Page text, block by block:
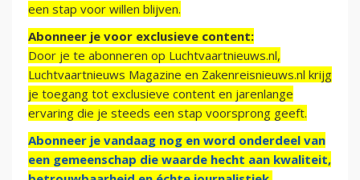
een stap voor willen blijven.
Abonneer je voor exclusieve content:
Door je te abonneren op Luchtvaartnieuws.nl,
Luchtvaartnieuws Magazine en Zakenreisnieuws.nl krijg
je toegang tot exclusieve content en jarenlange
ervaring die je steeds een stap voorsprong geeft.
Abonneer je vandaag nog en word onderdeel van
een gemeenschap die waarde hecht aan kwaliteit,